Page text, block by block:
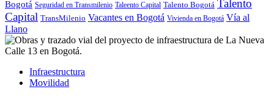
Bogotá Seguridad en Transmilenio Taleento Capital Talento Bogotá Talento
Capital TransMilenio Vacantes en Bogotá Vivienda en Bogotá Vía al
Llano
Infraestructura
Movilidad